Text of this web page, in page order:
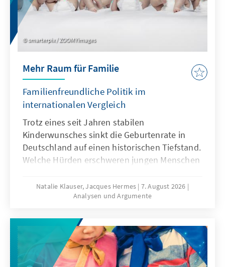
smarterpix / ZOOMYimages
Mehr Raum für Familie
Familienfreundliche Politik im
internationalen Vergleich
Trotz eines seit Jahren stabilen
Kinderwunsches sinkt die Geburtenrate in
Deutschland auf einen historischen Tiefstand.
Welche Hürden erschweren jungen Menschen
Rahmenbedingungen können dazu beitragen,
dass mehr Kinderwünsche verwirklicht
ein Vergleich familienpolitischer Ansätze
verschiedener Länder liefern Hinweise für
eine bedarfsgerechte Weiterentwicklung der
Familienpolitik in Deutschland.
Natalie Klauser, Jacques Hermes 7. August 2026
Analysen und Argumente